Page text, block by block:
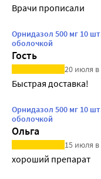
Врачи прописали
Орнидазол 500 мг 10
оболочкой
Гость
20 июля в
Быстрая доставка!
Орнидазол 500 мг 10
оболочкой
Ольга
15 июля в
хороший препарат